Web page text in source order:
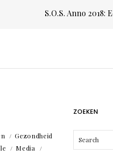
S.O.S. Anno 2018:
Gezondheid
Media
ZOEKEN